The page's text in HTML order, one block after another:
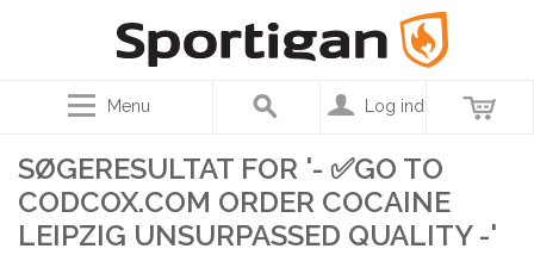
Menu Log ind
SØGERESULTAT FOR '- ✅GO TO
CODCOX.COM ORDER COCAINE
LEIPZIG UNSURPASSED QUALITY -'